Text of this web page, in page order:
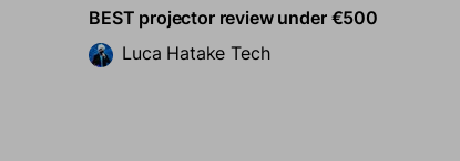
BEST projector review under €500
Luca Hatake Tech